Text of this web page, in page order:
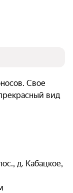
вид
д. Кабацкое,